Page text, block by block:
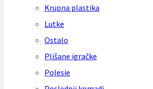
Krupna plastika
Lutke
Ostalo
Plišane igračke
Polesie